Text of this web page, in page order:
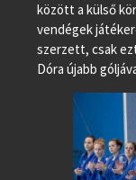
között a külső
vendégek
szerzett, csak
Dóra újabb